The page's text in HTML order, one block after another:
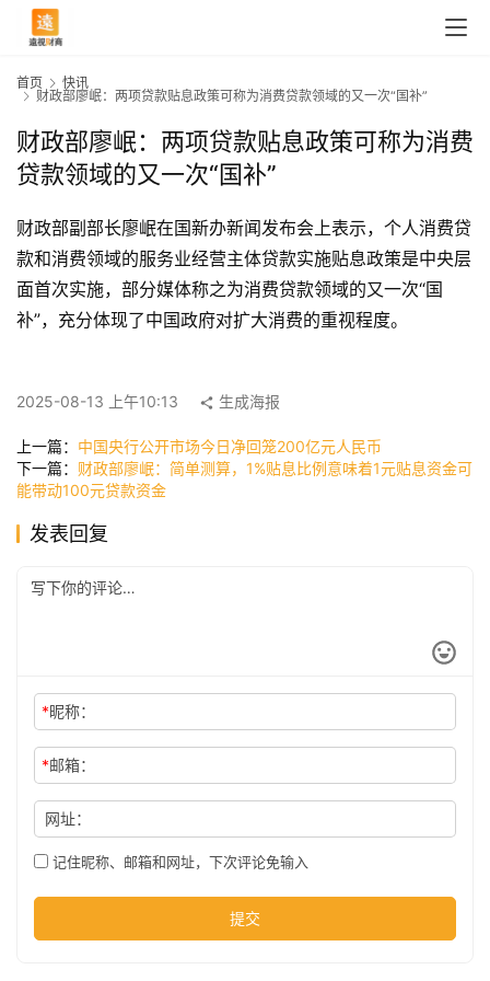
快
讯
司
尚
科
首页
快讯
财政部廖岷：两项贷款贴息政策可称为消费贷款领域的又一次“国补”
财政部廖岷：两项贷款贴息政策可称为消费
贷款领域的又一次“国补”
财政部副部长廖岷在国新办新闻发布会上表示，个人消费贷
款和消费领域的服务业经营主体贷款实施贴息政策是中央层
面首次实施，部分媒体称之为消费贷款领域的又一次“国
补”，充分体现了中国政府对扩大消费的重视程度。
2025-08-13 上午10:13 生成海报
上一篇： 中国央行公开市场今日净回笼200亿元人民币
下一篇： 财政部廖岷：简单测算，1%贴息比例意味着1元贴息资金可
能带动100元贷款资金
发表回复
*昵称：
*邮箱：
网址：
记住昵称、邮箱和网址，下次评论免输入
提交